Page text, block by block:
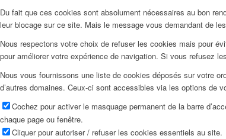
Du fait que ces cookies sont absolument nécessaires au bon
leur blocage sur ce site. Mais le message vous demandant de
Nous respectons votre choix de refuser les cookies mais pour
pour améliorer votre expérience de navigation. Si vous refusez
Nous vous fournissons une liste de cookies déposés sur votre
d’autres domaines. Ceux-ci sont accessibles via les options de
Cochez pour activer le masquage permanent de la barre
chaque page ou fenêtre.
Cliquer pour autoriser / refuser les cookies essentiels au site.